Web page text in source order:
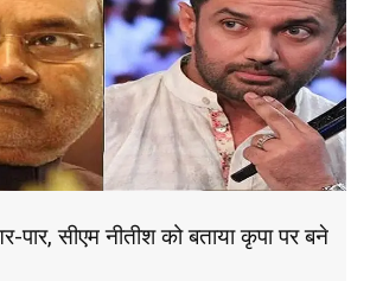
सीएम नीतीश को बताया कृपा पर बने